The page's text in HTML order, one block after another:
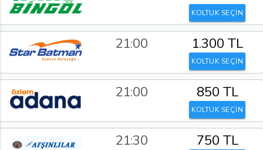
KOLTUK SEÇİN
21:00 1.300 TL
KOLTUK SEÇİN
21:00 850 TL
KOLTUK SEÇİN
21:30 750 TL